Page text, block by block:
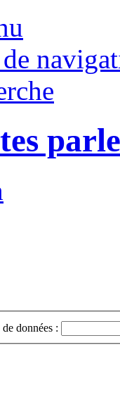
données :